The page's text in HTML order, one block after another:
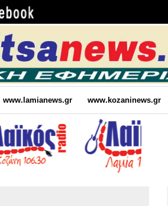
www.lamianews.gr www.kozaninews.gr